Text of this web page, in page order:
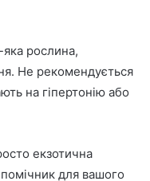
рослина,
Не рекомендується
на гіпертонію або
екзотична
для вашого